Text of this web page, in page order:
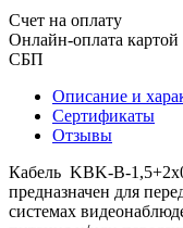
Счет на оплату
Онлайн-оплата картой
СБП
Описание и
Сертификаты
Отзывы
Кабель KBK-B-
предназначен для
системах